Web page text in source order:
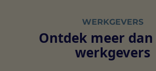
WERKGEVERS
Ontdek meer dan
werkgevers